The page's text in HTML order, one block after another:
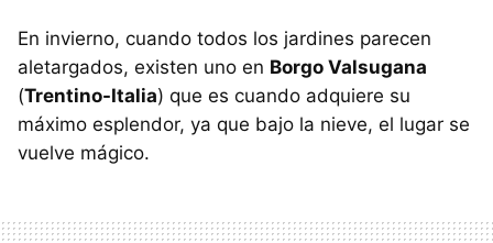
En invierno, cuando todos los jardines parecen
aletargados, existen uno en Borgo Valsugana
(Trentino-Italia) que es cuando adquiere su
máximo esplendor, ya que bajo la nieve, el lugar se
vuelve mágico.